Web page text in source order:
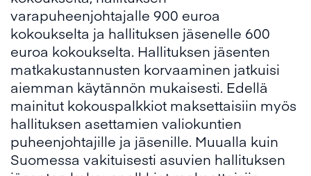
varapuheenjohtajalle 900 euroa
kokoukselta ja hallituksen jäsenelle 600
euroa kokoukselta. Hallituksen jäsenten
matkakustannusten korvaaminen jatkuisi
aiemman käytännön mukaisesti. Edellä
mainitut kokouspalkkiot maksettaisiin myös
hallituksen asettamien valiokuntien
puheenjohtajille ja jäsenille. Muualla kuin
Suomessa vakituisesti asuvien hallituksen